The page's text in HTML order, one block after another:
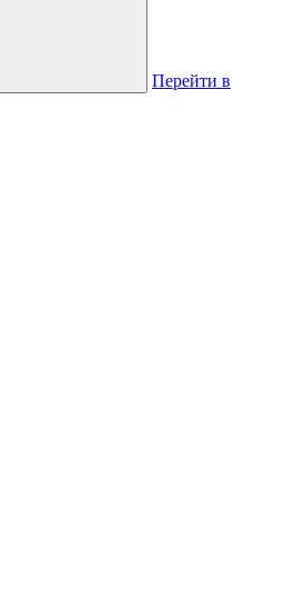
Перейти в